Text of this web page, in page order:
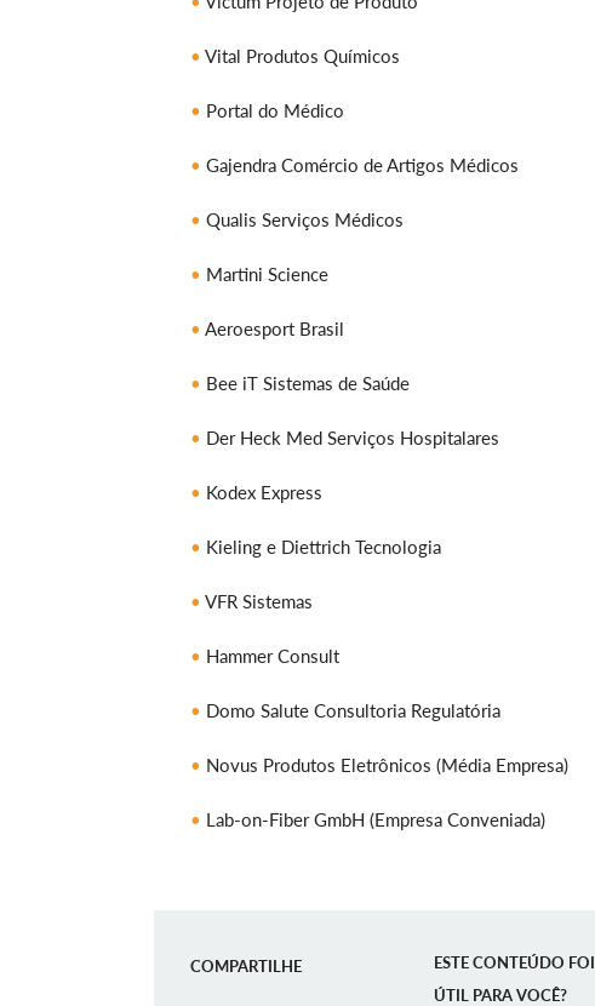
Vital Produtos Químicos
Portal do Médico
Gajendra Comércio de Artigos Médicos
Qualis Serviços Médicos
Martini Science
Aeroesport Brasil
Bee iT Sistemas de Saúde
Der Heck Med Serviços Hospitalares
Kodex Express
Kieling e Diettrich Tecnologia
VFR Sistemas
Hammer Consult
Domo Salute Consultoria Regulatória
Novus Produtos Eletrônicos (Média Empresa)
Lab-on-Fiber GmbH (Empresa Conveniada)
COMPARTILHE
ESTE CONTEÚDO FOI
ÚTIL PARA VOCÊ?